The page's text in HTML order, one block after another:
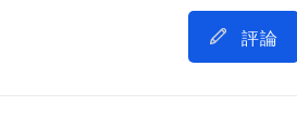
評論